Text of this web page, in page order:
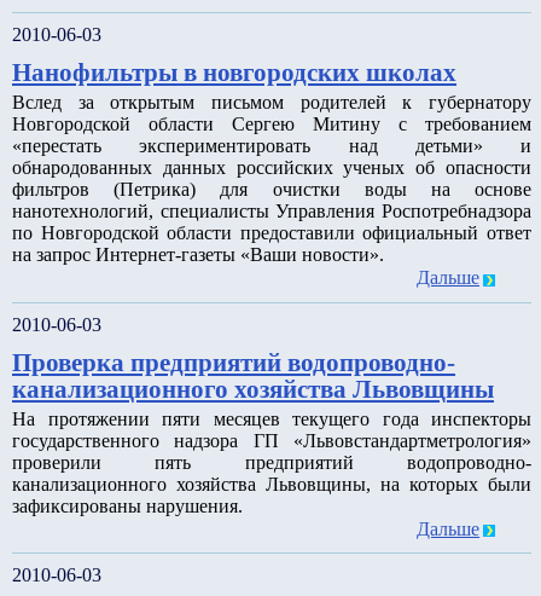
2010-06-03
Нанофильтры в новгородских школах
Вслед за открытым письмом родителей к губернатору
Новгородской области Сергею Митину с требованием
«перестать экспериментировать над детьми» и
обнародованных данных российских ученых об опасности
фильтров (Петрика) для очистки воды на основе
нанотехнологий, специалисты Управления Роспотребнадзора
по Новгородской области предоставили официальный ответ
на запрос Интернет-газеты «Ваши новости».
Дальше
2010-06-03
Проверка предприятий водопроводно-
канализационного хозяйства Львовщины
На протяжении пяти месяцев текущего года инспекторы
государственного надзора ГП «Львовстандартметрология»
проверили пять предприятий водопроводно-
канализационного хозяйства Львовщины, на которых были
зафиксированы нарушения.
Дальше
2010-06-03